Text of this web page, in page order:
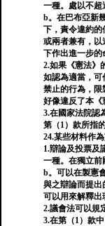
一種。處以不超
b。在巴布亞新
下，責令違約的
或兩者兼有，以
下作出進一步的
2.如果《憲法》
如認為適當，可
禁止的行為，限
好像違反了本《
3.在國家法院認
第（1）款所指
24.某些材料作
1.辯論及投票及
一種。在獨立前
b。可以在製憲
與之辯論而提出
可以用來解釋出
2.議會法可以規
3.在第（1）款